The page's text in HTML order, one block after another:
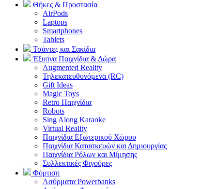
Θήκες & Προστασία
AirPods
Laptops
Smartphones
Tablets
Τσάντες και Σακίδια
Έξυπνα Παιχνίδια & Δώρα
Augmented Reality
Τηλεκατευθυνόμενα (RC)
Gift Ideas
Magic Toys
Retro Παιχνίδια
Robots
Sing Along Karaoke
Virtual Reality
Παιχνίδια Εξωτερικού Χώρου
Παιχνίδια Κατασκευών και Δημιουργίας
Παιχνίδια Ρόλων και Μίμησης
Συλλεκτικές Φιγούρες
Φόρτιση
Ασύρματα Powerbanks